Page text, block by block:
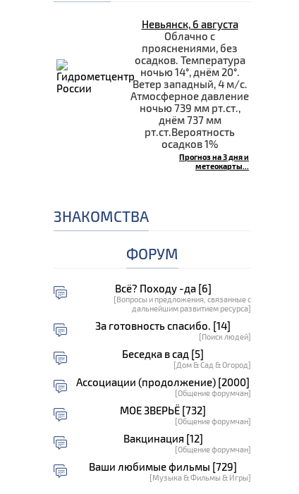
Невьянск, 6 августа
Облачно с
прояснениями, без
осадков. Температура
ночью 14°, днём 20°.
Ветер западный, 4 м/с.
Атмосферное давление
ночью 739 мм рт.ст.,
днём 737 мм
рт.ст.Вероятность
осадков 1%
Прогноз на 3 дня и
метеокарты...
ЗНАКОМСТВА
ФОРУМ
Всё? Походу -да [6]
[Вопросы и предложения, связанные с
дальнейшим развитием ресурса]
За готовность спасибо. [14]
[Поиск людей]
Беседка в сад [5]
[Дом & Сад & Огород]
Ассоциации (продолжение) [2000]
[Общение форумчан]
МОЕ ЗВЕРЬЁ [732]
[Общение форумчан]
Вакцинация [12]
[Общение форумчан]
Ваши любимые фильмы [729]
[Музыка & Фильмы & Игры]